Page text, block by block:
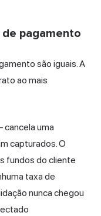
pagamento
são iguais. A
ao mais
uma
capturados. O
fundos do cliente
taxa de
nunca chegou